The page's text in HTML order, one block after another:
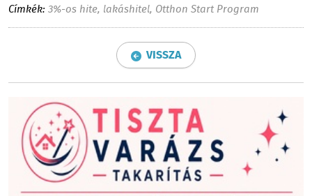
Címkék: 3%-os hite, lakáshitel, Otthon Start Program
VISSZA